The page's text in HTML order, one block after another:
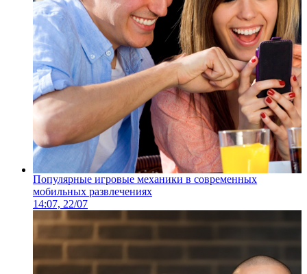
Популярные игровые механики в современных
мобильных развлечениях
14:07, 22/07